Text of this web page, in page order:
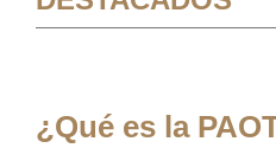
¿Qué es la